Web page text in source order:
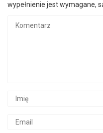
wypełnienie jest wymagane,